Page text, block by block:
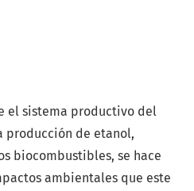
el sistema productivo del
producción de etanol,
biocombustibles, se hace
ambientales que este